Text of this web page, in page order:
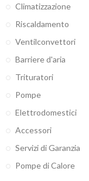
Climatizzazione
Riscaldamento
Ventilconvettori
Barriere d'aria
Trituratori
Pompe
Elettrodomestici
Accessori
Servizi di Garanzia
Pompe di Calore